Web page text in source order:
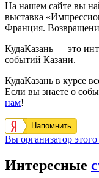
На нашем сайте вы
выставка
Франция.
КудаКазань — это
событий Казани.
КудаКазань в курсе
Если вы знаете о
нам!
Напомнить
Вы организатор
Интересные